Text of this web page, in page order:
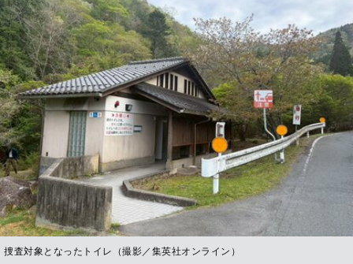
捜査対象となったトイレ（撮影／集英社オンライン）